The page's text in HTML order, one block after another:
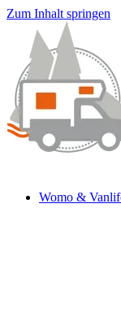
Zum Inhalt springen
Womo &